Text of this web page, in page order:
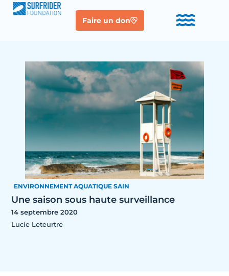
Faire un don
ENVIRONNEMENT AQUATIQUE SAIN
Une saison sous haute surveillance
14 septembre 2020
Lucie Leteurtre